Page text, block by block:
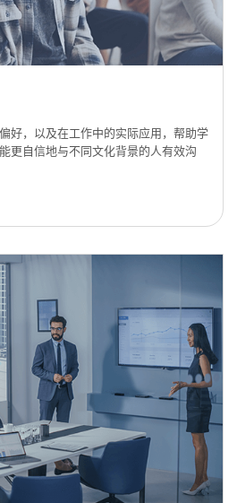
好，以及在工作中的实际应用，帮助学
更自信地与不同文化背景的人有效沟